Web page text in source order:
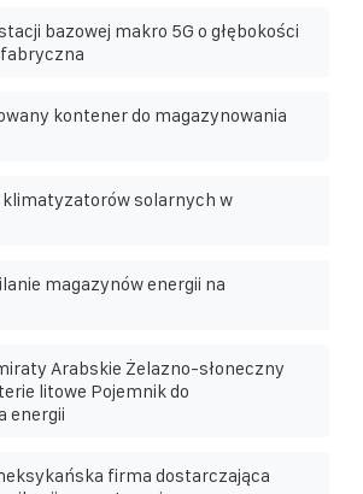
bazowej makro 5G o głębokości
kontener do magazynowania
klimatyzatorów solarnych w
magazynów energii na
Arabskie Żelazno-słoneczny
litowe Pojemnik do
energii
firma dostarczająca